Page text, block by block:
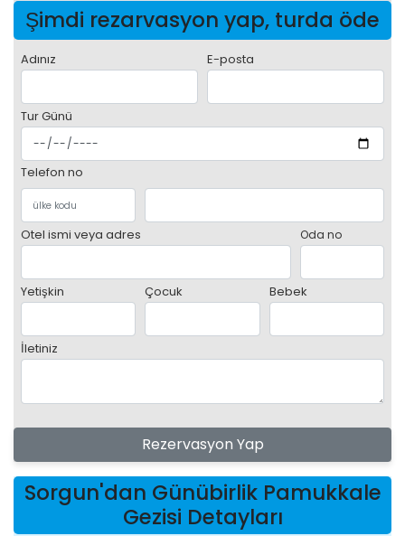
Şimdi rezarvasyon yap, turda öde
Adınız E-posta
Tur Günü
Telefon no
Otel ismi veya adres Oda no
Yetişkin Çocuk Bebek
İletiniz
Rezervasyon Yap
Sorgun'dan Günübirlik Pamukkale
Gezisi Detayları